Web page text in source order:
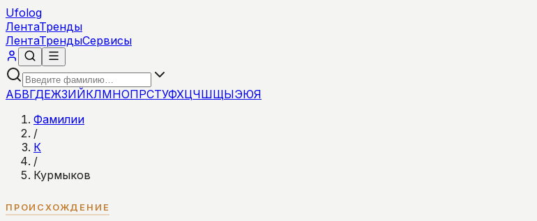
Ufolog
ЛентаТренды
ЛентаТрендыСервисы
АБВГДЕЖЗИЙКЛМНОПРСТУФХЦЧШЩЫЭЮЯ
Фамилии
/
К
/
Курмыков
ПРОИСХОЖДЕНИЕ